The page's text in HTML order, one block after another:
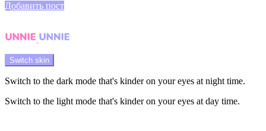
Добавить пост
Switch skin
Switch to the dark mode that's kinder on your eyes at night time.
Switch to the light mode that's kinder on your eyes at day time.